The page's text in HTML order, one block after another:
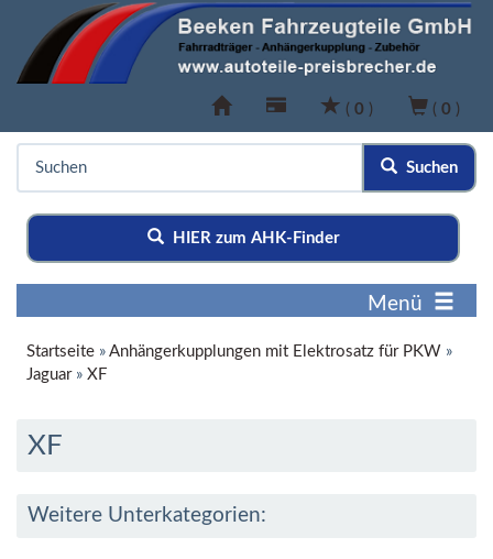
( 0 ) ( 0 )
Suchen
HIER zum AHK-Finder
Menü
Startseite » Anhängerkupplungen mit Elektrosatz für PKW »
Jaguar» XF
XF
Weitere Unterkategorien: